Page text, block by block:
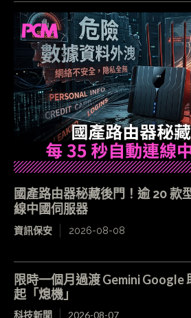
國產路由器秘藏後門！逾 20 款
線中國伺服器
資訊保安 2026-08-08
限時一個月過渡 Gemini Google
起「熄機」
科技新聞 2026-08-07